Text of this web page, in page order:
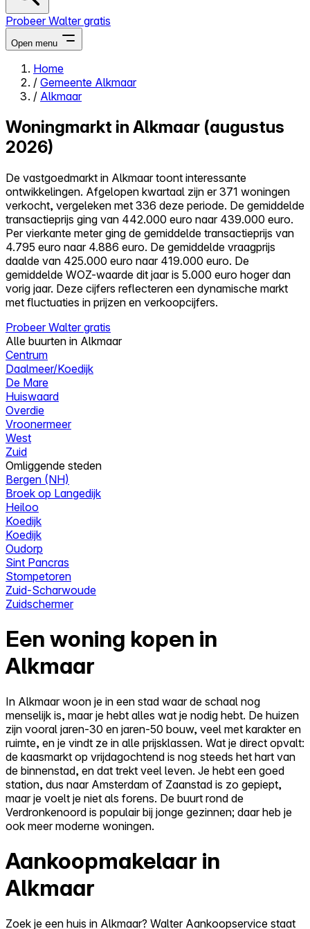
Probeer Walter gratis
Open menu
Close menu
Alles-in-één
Reviews
Prijzen
Log in
Probeer Walter gratis
Home
/ Gemeente Alkmaar
/ Alkmaar
Woningmarkt in Alkmaar (augustus
2026)
De vastgoedmarkt in Alkmaar toont interessante
ontwikkelingen. Afgelopen kwartaal zijn er 371 woningen
verkocht, vergeleken met 336 deze periode. De gemiddelde
transactieprijs ging van 442.000 euro naar 439.000 euro.
Per vierkante meter ging de gemiddelde transactieprijs van
4.795 euro naar 4.886 euro. De gemiddelde vraagprijs
daalde van 425.000 euro naar 419.000 euro. De
gemiddelde WOZ-waarde dit jaar is 5.000 euro hoger dan
vorig jaar. Deze cijfers reflecteren een dynamische markt
met fluctuaties in prijzen en verkoopcijfers.
Probeer Walter gratis
Alle buurten in Alkmaar
Centrum
Daalmeer/Koedijk
De Mare
Huiswaard
Overdie
Vroonermeer
West
Zuid
Omliggende steden
Bergen (NH)
Broek op Langedijk
Heiloo
Koedijk
Koedijk
Oudorp
Sint Pancras
Stompetoren
Zuid-Scharwoude
Zuidschermer
Een woning kopen in
Alkmaar
In Alkmaar woon je in een stad waar de schaal nog
menselijk is, maar je hebt alles wat je nodig hebt. De huizen
zijn vooral jaren-30 en jaren-50 bouw, veel met karakter en
ruimte, en je vindt ze in alle prijsklassen. Wat je direct opvalt:
de kaasmarkt op vrijdagochtend is nog steeds het hart van
de binnenstad, en dat trekt veel leven. Je hebt een goed
station, dus naar Amsterdam of Zaanstad is zo gepiept,
maar je voelt je niet als forens. De buurt rond de
Verdronkenoord is populair bij jonge gezinnen; daar heb je
ook meer moderne woningen.
Aankoopmakelaar in
Alkmaar
Zoek je een huis in Alkmaar? Walter Aankoopservice staat